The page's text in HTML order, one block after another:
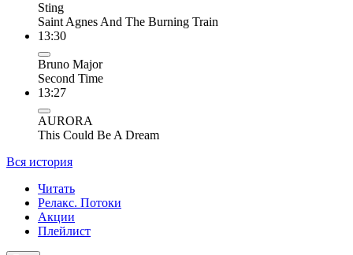
Sting
Saint Agnes And The Burning Train
13:30
Bruno Major
Second Time
13:27
AURORA
This Could Be A Dream
Вся история
Читать
Релакс. Потоки
Акции
Плейлист